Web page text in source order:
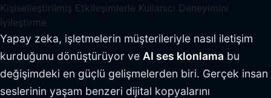
Kişiselleştirilmiş Etkileşimlerle Kullanıcı Deneyimini
İyileştirme
Yapay zeka, işletmelerin müşterileriyle nasıl iletişim
kurduğunu dönüştürüyor ve AI ses klonlama bu
değişimdeki en güçlü gelişmelerden biri. Gerçek insan
seslerinin yaşam benzeri dijital kopyalarını